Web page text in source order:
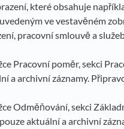
které obsahuje
ve vestavěném
pracovní smlouvě a
Pracovní poměr, sekci
a archivní záznamy.
Odměňování, sekci
aktuální a archivní